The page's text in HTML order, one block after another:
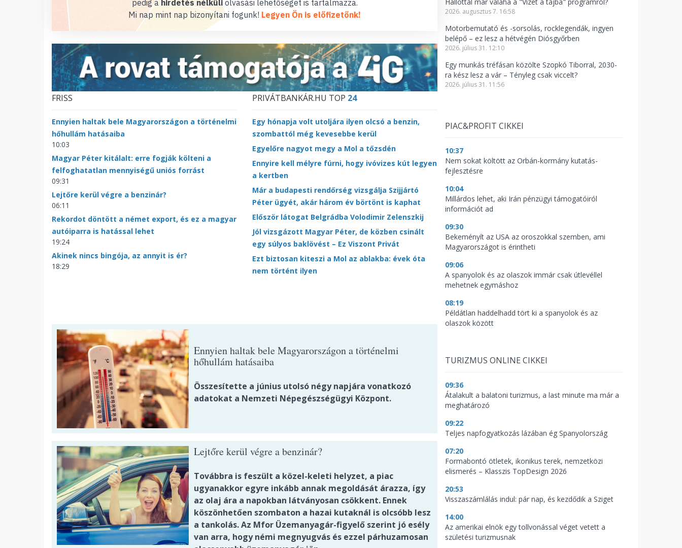
pedig ahirdetés nélküliolvasási lehetőséget is tartalmazza.
Mi nap mint nap bizonyítani fogunk! Legyen Ön is előfizetőnk!
FRISS
Ennyien haltak bele Magyarországon a történelmi
hőhullám hatásaiba
10:03
Magyar Péter kitálalt: erre fogják költeni a
felfoghatatlan mennyiségű uniós forrást
09:31
Lejtőre kerül végre a benzinár?
06:11
Rekordot döntött a német export, és ez a magyar
autóiparra is hatással lehet
19:24
Akinek nincs bingója, az annyit is ér?
18:29
PRIVÁTBANKÁR.HU TOP 24
Egy hónapja volt utoljára ilyen olcsó a benzin,
szombattól még kevesebbe kerül
Egyelőre nagyot megy a Mol a tőzsdén
Ennyire kell mélyre fúrni, hogy ivóvizes kút legyen
a kertben
Már a budapesti rendőrség vizsgálja Szijjártó
Péter ügyét, akár három év börtönt is kaphat
Először látogat Belgrádba Volodimir Zelenszkij
Jól vizsgázott Magyar Péter, de közben csinált
egy súlyos baklövést – Ez Viszont Privát
Ezt biztosan kiteszi a Mol az ablakba: évek óta
nem történt ilyen
Ennyien haltak bele Magyarországon a történelmi
hőhullám hatásaiba
Összesítette a június utolsó négy napjára vonatkozó
adatokat a Nemzeti Népegészségügyi Központ.
Lejtőre kerül végre a benzinár?
Továbbra is feszült a közel-keleti helyzet, a piac
ugyanakkor egyre inkább annak megoldását árazza, így
az olaj ára a napokban látványosan csökkent. Ennek
köszönhetően szombaton a hazai kutaknál is olcsóbb lesz
a tankolás. Az Mfor Üzemanyagár-figyelő szerint jó esély
van arra, hogy némi megnyugvás és ezzel párhuzamosan
2026. augusztus 7. 16:58
Motorbemutató és -sorsolás, rocklegendák, ingyen
belépő – ez lesz a hétvégén Diósgyőrben
2026. július 31. 12:10
Egy munkás tréfásan közölte Szopkó Tiborral, 2030-
ra kész lesz a vár – Tényleg csak viccelt?
2026. július 31. 11:56
PIAC&PROFIT CIKKEI
10:37
Nem sokat költött az Orbán-kormány kutatás-
fejlesztésre
10:04
Millárdos lehet, aki Irán pénzügyi támogatóiról
információt ad
09:30
Bekeményít az USA az oroszokkal szemben, ami
Magyarországot is érintheti
09:06
A spanyolok és az olaszok immár csak útlevéllel
mehetnek egymáshoz
08:19
Példátlan haddelhadd tört ki a spanyolok és az
olaszok között
TURIZMUS ONLINE CIKKEI
09:36
Átalakult a balatoni turizmus, a last minute ma már a
meghatározó
09:22
Teljes napfogyatkozás lázában ég Spanyolország
07:20
Formabontó ötletek, ikonikus terek, nemzetközi
elismerés – Klasszis TopDesign 2026
20:53
Visszaszámlálás indul: pár nap, és kezdődik a Sziget
14:00
Az amerikai elnök egy tollvonással véget vetett a
születési turizmusnak